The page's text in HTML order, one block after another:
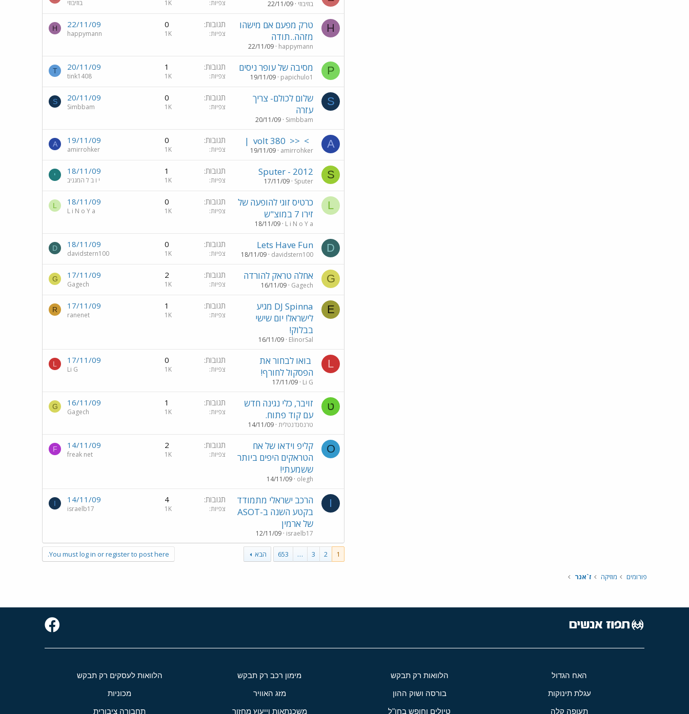
בוזיבוזי 22/11/09 צפיות 1K בוזיבוזי
H
טרק מפעם אם מישהו
מזהה..תודה
happymann
22/11/09
תגובות 0
צפיות 1K
22/11/09
happymann
H
P מסיבה של עופר ניסים
papichulo1
19/11/09
תגובות 1
צפיות 1K
20/11/09
tink1408
T
S
שלום לכולם- צריך
עזרה
Simbbam
20/11/09
תגובות 0
צפיות 1K
20/11/09
Simbbam
S
A
>
<<
|
amirrohker
19/11/09
תגובות 0
צפיות 1K
19/11/09
amirrohker
A
S
Sputer - 2012
Sputer
17/11/09
תגובות 1
צפיות 1K
18/11/09
י ו ב ל המגניב
י
L
כרטיס זוגי להופעה של
זירו 7 במוצ"ש
L i N o Y a
18/11/09
תגובות 0
צפיות 1K
18/11/09
L i N o Y a
L
D
Lets Have Fun
davidstern100
18/11/09
תגובות 0
צפיות 1K
18/11/09
davidstern100
D
G אחלה טראק להורדה
Gagech
16/11/09
תגובות 2
צפיות 1K
17/11/09
Gagech
G
E
DJ Spinna מגיע
לישראל! יום שישי
בבלוק!
ElinorSal
16/11/09
תגובות 1
צפיות 1K
17/11/09
ranenet
R
L
בואו לבחור את
הפסקול לחורף!
Li G
17/11/09
תגובות 0
צפיות 1K
17/11/09
Li G
L
ט
זויבר, כלי נגינה חדש
עם קוד פתוח.
טרנסנדנטלית 14/11/09
תגובות 1
צפיות 1K
16/11/09
Gagech
G
O
קליפ וידאו של אח
הטראקים היפים ביותר
ששמעתי!
olegh
14/11/09
תגובות 2
צפיות 1K
14/11/09
freak net
F
I
הרכב ישראלי מתמודד
בקטע השנה ב-ASOT
של ארמין
israelb17
12/11/09
תגובות 4
צפיות 1K
14/11/09
israelb17
I
1
2
3
…
653 הבא You must log in or register to post here.
פורומים מוזיקה ז`אנר
האח הגדול הלוואות רק תבקש מימון רכב רק תבקש הלוואות לעסקים רק תבקש
עגלת תינוקות בורסה ושוק ההון מזג האוויר מכוניות
תעופה קלה טיולים וחופש בחו"ל משכנתאות וייעוץ מחזור תחבורה ציבורית